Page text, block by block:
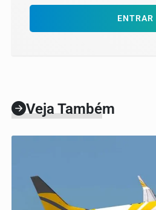
ENTRAR
Veja Também